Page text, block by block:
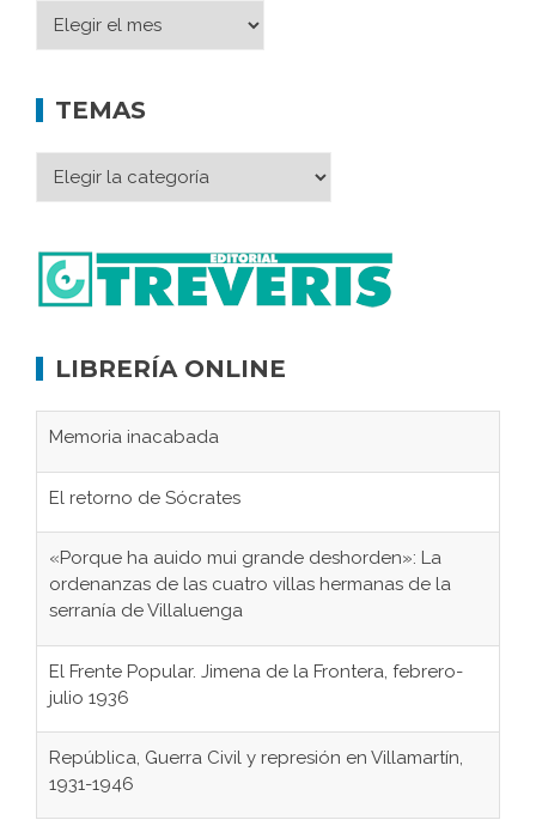
TEMAS
LIBRERÍA ONLINE
Memoria inacabada
El retorno de Sócrates
«Porque ha auido mui grande deshorden»: La
ordenanzas de las cuatro villas hermanas de la
serranía de Villaluenga
El Frente Popular. Jimena de la Frontera, febrero-
julio 1936
República, Guerra Civil y represión en Villamartín,
1931-1946